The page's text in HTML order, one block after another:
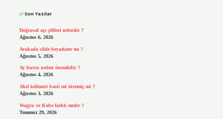
Son Yazılar
Doğrusal açı çiftleri nelerdir ?
Ağustos 6, 2026
Avokado cilde beyazlatır mı ?
Ağustos 5, 2026
Ay burcu neden önemlidir ?
Ağustos 4, 2026
Akıl kelimesi basit mi türemiş mi ?
Ağustos 3, 2026
Wagyu ve Kobe farklı mıdır ?
Temmuz 29, 2026